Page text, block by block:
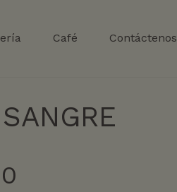
Café Contáctenos